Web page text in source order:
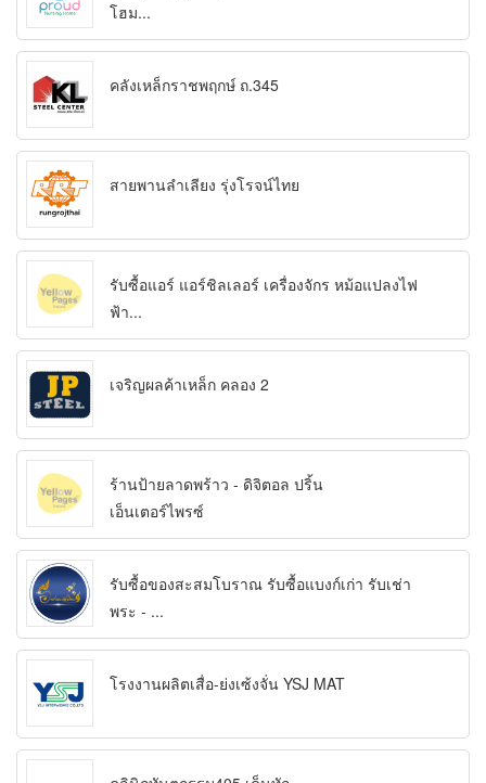
โฮม...
คลังเหล็กราชพฤกษ์ ถ.345
สายพานลำเลียง รุ่งโรจน์ไทย
รับซื้อแอร์ แอร์ชิลเลอร์ เครื่องจักร หม้อแปลงไฟ
ฟ้า...
เจริญผลค้าเหล็ก คลอง 2
ร้านป้ายลาดพร้าว - ดิจิตอล ปริ้น
เอ็นเตอร์ไพรซ์
รับซื้อของสะสมโบราณ รับซื้อแบงก์เก่า รับเช่า
พระ - ...
โรงงานผลิตเสื่อ-ย่งเซ้งจั่น YSJ MAT